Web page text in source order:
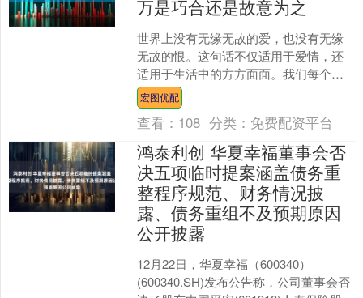
万是巧合还是故意为之
世界上没有无缘无故的爱，也没有无缘
无故的恨。这句话不仅适用于爱情，还
适用于生活中的方方面面。我们每个人
都是情感丰富的动物，不是没有理智的
疯子。最近震惊社会的灭门....
宏图优配
查看： 108 分类： 免费配资平台
鸿泰利创 华夏幸福董事会否
决五项临时提案涵盖债务重
整程序规范、财务情况披
露、债务重组不及预期原因
公开披露
12月22日，华夏幸福（600340）
(600340.SH)发布公告称，公司董事会否